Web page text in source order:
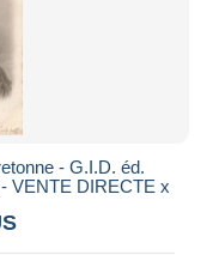
- G.I.D. éd.
VENTE DIRECTE x